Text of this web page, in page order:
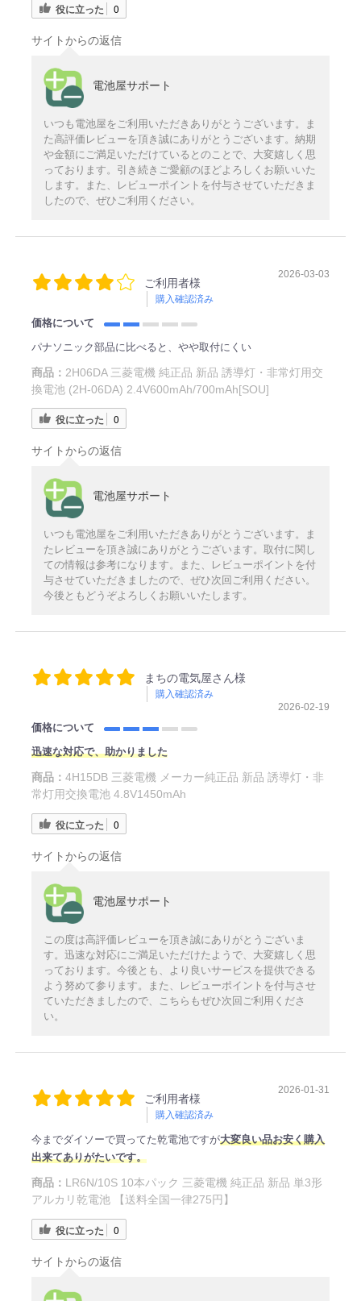
役に立った 0
サイトからの返信
電池屋サポート
いつも電池屋をご利用いただきありがとうございます。ま
た高評価レビューを頂き誠にありがとうございます。納期
や金額にご満足いただけているとのことで、大変嬉しく思
っております。引き続きご愛顧のほどよろしくお願いいた
します。また、レビューポイントを付与させていただきま
したので、ぜひご利用ください。
ご利用者様
購入確認済み
2026-03-03
価格について
パナソニック部品に比べると、やや取付にくい
商品： 2H06DA 三菱電機 純正品 新品 誘導灯・非常灯用交
換電池 (2H-06DA) 2.4V600mAh/700mAh[SOU]
役に立った 0
サイトからの返信
電池屋サポート
いつも電池屋をご利用いただきありがとうございます。ま
たレビューを頂き誠にありがとうございます。取付に関し
ての情報は参考になります。また、レビューポイントを付
与させていただきましたので、ぜひ次回ご利用ください。
今後ともどうぞよろしくお願いいたします。
まちの電気屋さん様
購入確認済み
2026-02-19
価格について
迅速な対応で、助かりました
商品： 4H15DB 三菱電機 メーカー純正品 新品 誘導灯・非
常灯用交換電池 4.8V1450mAh
役に立った 0
サイトからの返信
電池屋サポート
この度は高評価レビューを頂き誠にありがとうございま
す。迅速な対応にご満足いただけたようで、大変嬉しく思
っております。今後とも、より良いサービスを提供できる
よう努めて参ります。また、レビューポイントを付与させ
ていただきましたので、こちらもぜひ次回ご利用くださ
い。
ご利用者様
購入確認済み
2026-01-31
今までダイソーで買ってた乾電池ですが大変良い品お安く購入
出来てありがたいです。
商品： LR6N/10S 10本パック 三菱電機 純正品 新品 単3形
アルカリ乾電池 【送料全国一律275円】
役に立った 0
サイトからの返信